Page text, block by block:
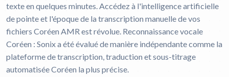
texte en quelques minutes. Accédez à l'intelligence artificielle
de pointe et l'époque de la transcription manuelle de vos
fichiers Coréen AMR est révolue. Reconnaissance vocale
Coréen : Sonix a été évalué de manière indépendante comme la
plateforme de transcription, traduction et sous-titrage
automatisée Coréen la plus précise.